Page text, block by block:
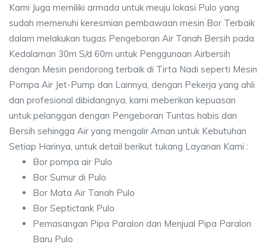
Kami Juga memiliki armada untuk meuju lokasi Pulo yang
sudah memenuhi keresmian pembawaan mesin Bor Terbaik
dalam melakukan tugas Pengeboran Air Tanah Bersih pada
Kedalaman 30m S/d 60m untuk Penggunaan Airbersih
dengan Mesin pendorong terbaik di Tirta Nadi seperti Mesin
Pompa Air Jet-Pump dan Lainnya, dengan Pekerja yang ahli
dan profesional dibidangnya, kami meberikan kepuasan
untuk pelanggan dengan Pengeboran Tuntas habis dan
Bersih sehingga Air yang mengalir Aman untuk Kebutuhan
Setiap Harinya, untuk detail berikut tukang Layanan Kami :
Bor pompa air Pulo
Bor Sumur di Pulo
Bor Mata Air Tanah Pulo
Bor Septictank Pulo
Pemasangan Pipa Paralon dan Menjual Pipa Paralon
Baru Pulo